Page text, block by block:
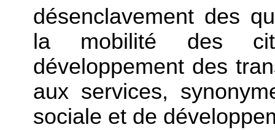
désenclavement des
la mobilité des
développement des
aux services,
sociale et de